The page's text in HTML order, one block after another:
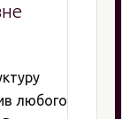
любого